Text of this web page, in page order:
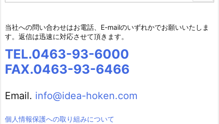
当社への問い合わせはお電話、E-mailのいずれかでお願いいたしま
す。返信は迅速に対応させて頂きます。
TEL.0463-93-6000
FAX.0463-93-6466
Email. info@idea-hoken.com
個人情報保護への取り組みについて